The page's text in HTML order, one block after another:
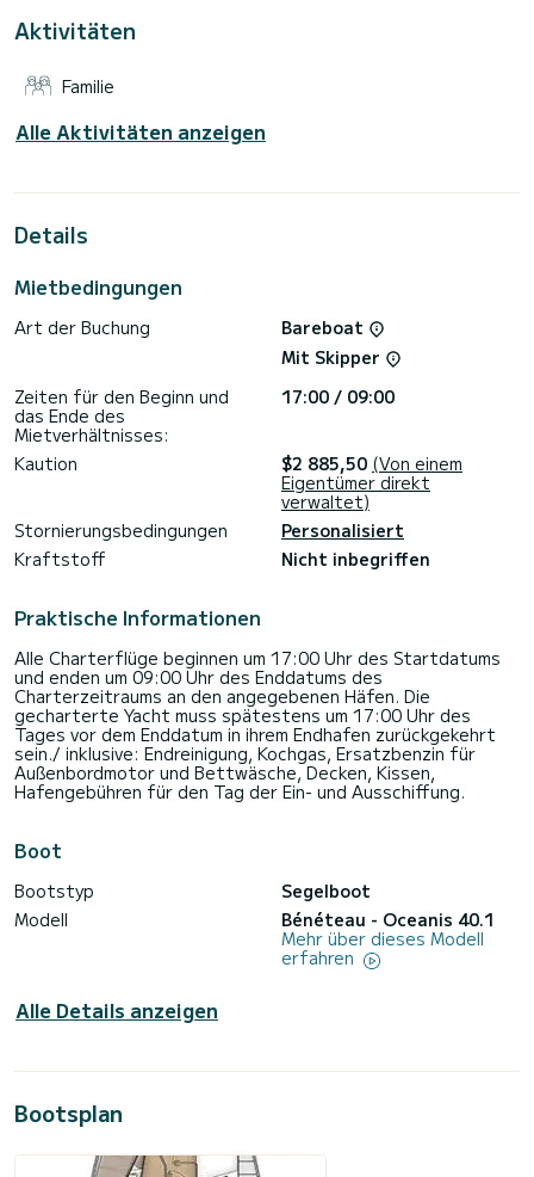
Dieses Boot ist mit einem Lattengroßsegel und einer
Bluetooth-Verbindung.
Zögern Sie nicht, uns für ein Angebot zu kontaktieren, ein
Aktivitäten
Familie
Alle Aktivitäten anzeigen
Details
Mietbedingungen
Art der Buchung
Bareboat
Mit Skipper
Zeiten für den Beginn und
das Ende des
Mietverhältnisses:
17:00 / 09:00
Kaution $2 885,50 (Von einem
Eigentümer direkt
verwaltet)
Stornierungsbedingungen
Personalisiert
Kraftstoff
Nicht inbegriffen
Praktische Informationen
Alle Charterflüge beginnen um 17:00 Uhr des Startdatums
und enden um 09:00 Uhr des Enddatums des
Charterzeitraums an den angegebenen Häfen. Die
gecharterte Yacht muss spätestens um 17:00 Uhr des
Tages vor dem Enddatum in ihrem Endhafen zurückgekehrt
sein./ inklusive: Endreinigung, Kochgas, Ersatzbenzin für
Außenbordmotor und Bettwäsche, Decken, Kissen,
Hafengebühren für den Tag der Ein- und Ausschiffung.
Boot
Bootstyp
Segelboot
Modell
Bénéteau - Oceanis 40.1
Mehr über dieses Modell
erfahren
Alle Details anzeigen
Bootsplan